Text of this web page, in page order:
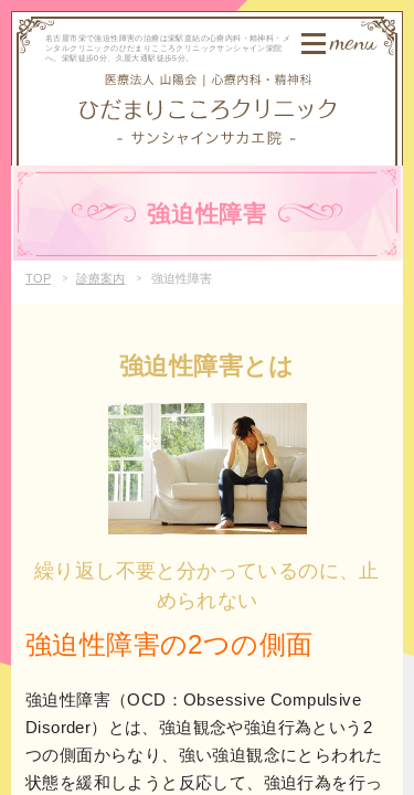
名古屋市栄で強迫性障害の治療は栄駅直結の心療内科・精神科・メ
ンタルクリニックのひだまりこころクリニックサンシャイン栄院
へ。栄駅徒歩0分、久屋大通駅徒歩5分。
menu
強迫性障害
TOP 診療案内 強迫性障害
強迫性障害とは
繰り返し不要と分かっているのに、止
められない
強迫性障害の2つの側面
強迫性障害（OCD：Obsessive Compulsive
Disorder）とは、強迫観念や強迫行為という2
つの側面からなり、強い強迫観念にとらわれた
状態を緩和しようと反応して、強迫行為を行っ